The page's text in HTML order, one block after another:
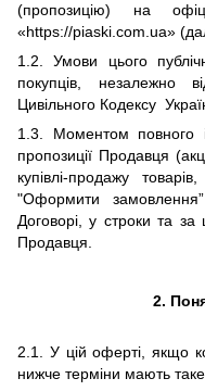
(пропозицію) на
«https://piaski.com.ua»
1.2. Умови цього
покупців, незалежно
Цивільного Кодексу
1. 3 . Моментом повного
пропозиції Продавця
купівлі-продажу
"Оформити
Договорі , у строки та за
Продавця.
2.
2.1. У цій оферті, якщо
нижче терміни мають